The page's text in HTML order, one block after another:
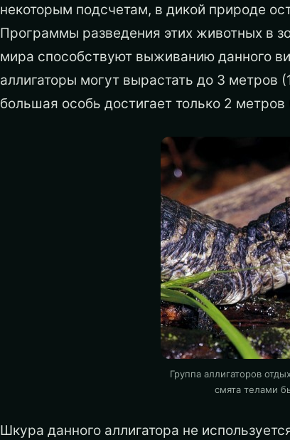
некоторым подсчетам, в дикой природе
Программы разведения этих животных в
мира способствуют выживанию данного
аллигаторы могут вырастать до 3 метров
большая особь достигает только 2 метров
Группа аллигаторов
смята телами
Шкура данного аллигатора не